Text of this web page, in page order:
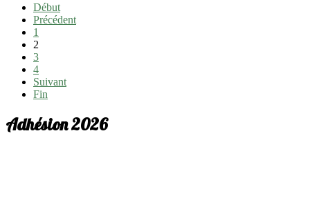
Début
Précédent
1
2
3
4
Suivant
Fin
Adhésion 2026